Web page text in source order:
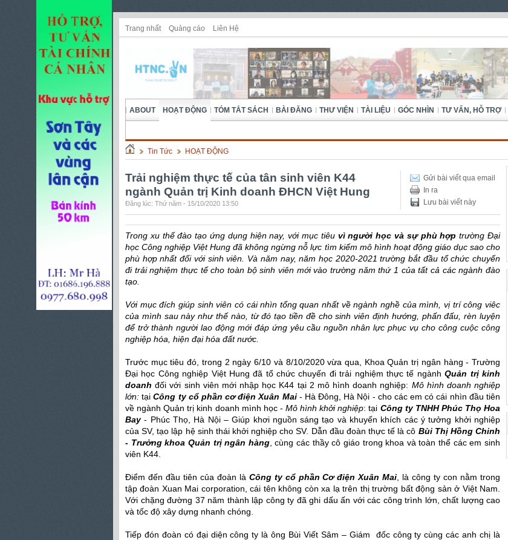
Trang nhất Quảng cáo Liên Hệ
ABOUT HOẠT ĐỘNG TÓM TẮT SÁCH BÀI ĐĂNG THƯ VIỆN TÀI LIỆU GÓC NHÌN TƯ VẤN, HỖ TRỢ
Tin Tức HOẠT ĐỘNG
Gửi bài viết qua email
In ra
Lưu bài viết này
Trải nghiệm thực tế của tân sinh viên K44
ngành Quản trị Kinh doanh ĐHCN Việt Hung
Đăng lúc: Thứ năm - 15/10/2020 13:50
Trong xu thế đào tạo ứng dụng hiện nay, với mục tiêu vì người học và sự phù hợptrường Đại
học Công nghiệp Việt Hung đã không ngừng nỗ lực tìm kiếm mô hình hoạt động giáo dục sao cho
phù hợp nhất đối với sinh viên. Và năm nay, năm học 2020-2021 trường bắt đầu tổ chức chuyến
đi trải nghiệm thực tế cho toàn bộ sinh viên mới vào trường năm thứ 1 của tất cả các ngành đào
tạo.
Với mục đích giúp sinh viên có cái nhìn tổng quan nhất về ngành nghề của mình, vị trí công viêc
của mình sau này như thế nào, từ đó tạo tiền đề cho sinh viên định hướng, phấn đấu, rèn luyện
để trở thành người lao động mới đáp ứng yêu cầu nguồn nhân lực phục vụ cho công cuộc công
nghiệp hóa, hiện đại hóa đất nước.
Trước mục tiêu đó, trong 2 ngày 6/10 và 8/10/2020 vừa qua, Khoa Quản trị ngân hàng - Trường
Đại học Công nghiệp Việt Hung đã tổ chức chuyến đi trải nghiệm thực tế ngànhQuản trị kinh
doanh đối với sinh viên mới nhập học K44 tại 2 mô hình doanh nghiệp: Mô hình doanh nghiệp
lớn: tạiCông ty cổ phần cơ điện Xuân Mai- Hà Đông, Hà Nội - cho các em có cái nhìn đầu tiên
về ngành Quản trị kinh doanh mình học - Mô hình khởi nghiệp: tại Công ty TNHH Phúc Thọ Hoa
Bay- Phúc Thọ, Hà Nội – Giúp khơi nguồn sáng tạo và khuyến khích các ý tưởng khởi nghiệp
của SV, tạo lập hệ sinh thái khởi nghiệp cho SV. Dẫn đầu đoàn thực tế là cô Bùi Thị Hồng Chinh
- Trưởng khoa Quản trị ngân hàng, cùng các thầy cô giáo trong khoa và toàn thể các em sinh
viên K44.
Điểm đến đầu tiên của đoàn là Công ty cổ phần Cơ điện Xuân Mai , là công ty con nằm trong
tập đoàn Xuan Mai corporation, cái tên không còn xa lạ trên thị trường bất động sản ở Việt Nam.
Với chặng đường 37 năm thành lập công ty đã ghi dấu ấn với các công trình lớn, chất lượng cao
và tốc độ xây dựng nhanh chóng.
Tiếp đón đoàn có đại diện công ty là ông Bùi Viết Sâm – Giám đốc công ty cùng các anh chị là